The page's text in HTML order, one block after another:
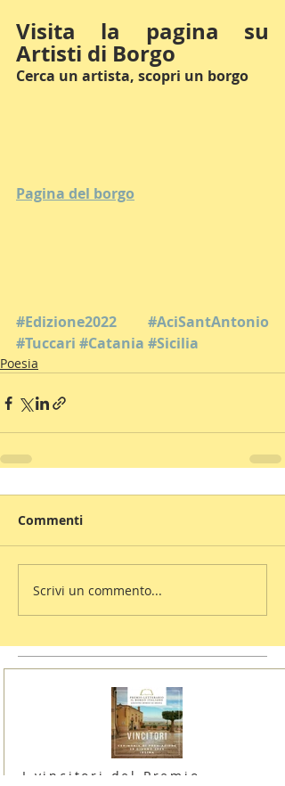
Visita la pagina su
Artisti di Borgo
Cerca un artista, scopri un borgo
Pagina del borgo
#Edizione2022
#AciSantAntonio
#Tuccari #Catania #Sicilia
Poesia
Commenti
Scrivi un commento...
I vincitori del Premio